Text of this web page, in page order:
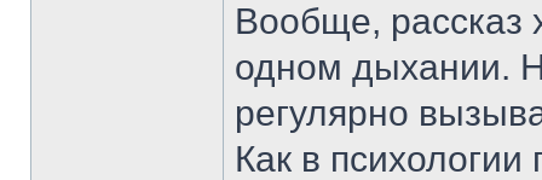
Вообще, рассказ
одном дыхании.
регулярно
Как в